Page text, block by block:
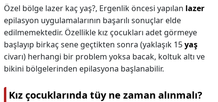
Özel bölge lazer kaç yaş?, Ergenlik öncesi yapılan lazer
epilasyon uygulamalarının başarılı sonuçlar elde
edilmemektedir. Özellikle kız çocukları adet görmeye
başlayıp birkaç sene geçtikten sonra (yaklaşık 15yaş
civarı) herhangi bir problem yoksa bacak, koltuk altı ve
bikini bölgelerinden epilasyona başlanabilir.
Kız çocuklarında tüy ne zaman alınmalı?